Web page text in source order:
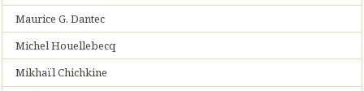
Maurice G. Dantec
Michel Houellebecq
Mikhaïl Chichkine